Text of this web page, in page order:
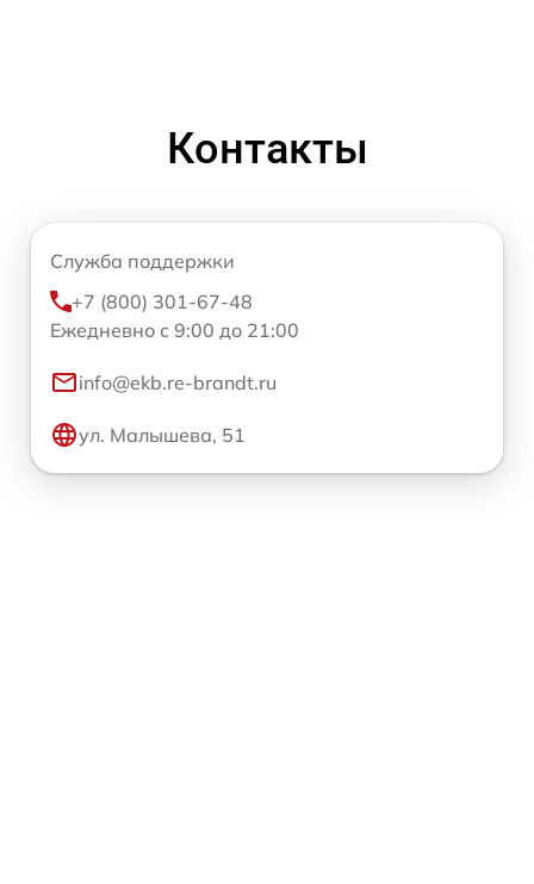
Контакты
Служба поддержки
+7 (800) 301-67-48
Ежедневно с 9:00 до 21:00
info@ekb.re-brandt.ru
ул. Малышева, 51